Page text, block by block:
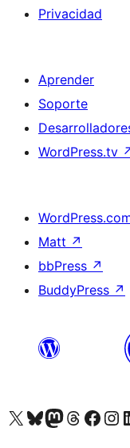
Privacidad
Aprender
Soporte
WordPress.tv
Matt ↗
bbPress ↗
BuddyPress ↗
Visita nuestra cuenta de X (anteriormente Twitter)
Visita nuestra cuenta de Bluesky
Visita nuestra cuenta de
Visita nuestra cuenta de
Visita nuestra
Visita